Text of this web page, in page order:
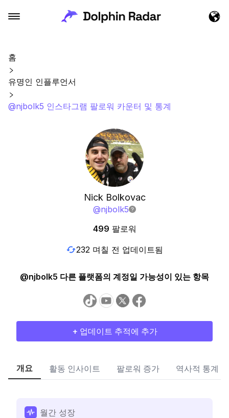
홈
유명인 인플루언서
@njbolk5 인스타그램 팔로워 카운터 및 통계
Nick Bolkovac
@njbolk5
499 팔로워
232 며칠 전 업데이트됨
@njbolk5 다른 플랫폼의 계정일 가능성이 있는 항목
+ 업데이트 추적에 추가
개요 활동 인사이트 팔로워 증가 역사적 통계
월간 성장